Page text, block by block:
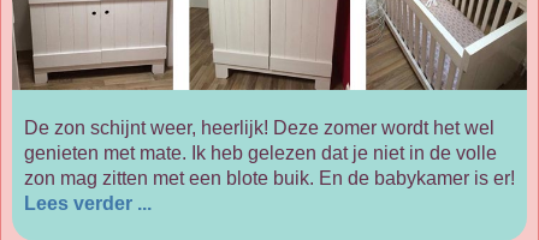
De zon schijnt weer, heerlijk! Deze zomer wordt het wel
genieten met mate. Ik heb gelezen dat je niet in de volle
zon mag zitten met een blote buik. En de babykamer is er!
Lees verder ...